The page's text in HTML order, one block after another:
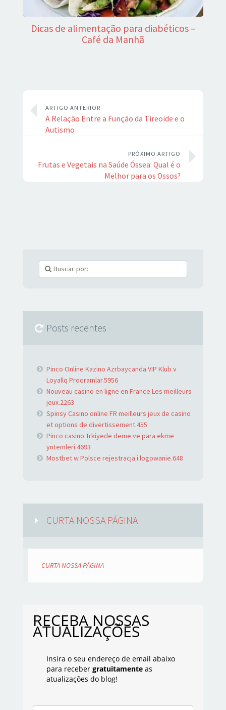
Dicas de alimentação para diabéticos –
Café da Manhã
ARTIGO ANTERIOR
A Relação Entre a Função da Tireoide e o
Autismo
PRÓXIMO ARTIGO
Frutas e Vegetais na Saúde Óssea: Qual é o
Melhor para os Ossos?
Posts recentes
Pinco Online Kazino Azrbaycanda VIP Klub v
Loyallq Proqramlar.5956
Nouveau casino en ligne en France Les meilleurs
jeux.2263
Spinsy Casino online FR meilleurs jeux de casino
et options de divertissement.455
Pinco casino Trkiyede deme ve para ekme
yntemleri.4693
Mostbet w Polsce rejestracja i logowanie.648
CURTA NOSSA PÁGINA
CURTA NOSSA PÁGINA
RECEBA NOSSAS
ATUALIZAÇÕES
Insira o seu endereço de email abaixo
para receber gratuitamenteas
atualizações do blog!